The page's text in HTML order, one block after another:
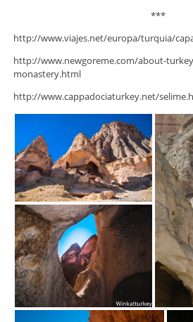
***
http://www.viajes.net/europa/turquia/
http://www.newgoreme.com/about-
monastery.html
http://www.cappadociaturkey.net/